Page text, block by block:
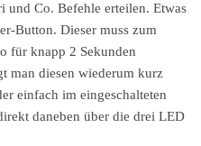
und Co. Befehle erteilen. Etwas
Button. Dieser muss zum
für knapp 2 Sekunden
man diesen wiederum kurz
einfach im eingeschalteten
daneben über die drei LED